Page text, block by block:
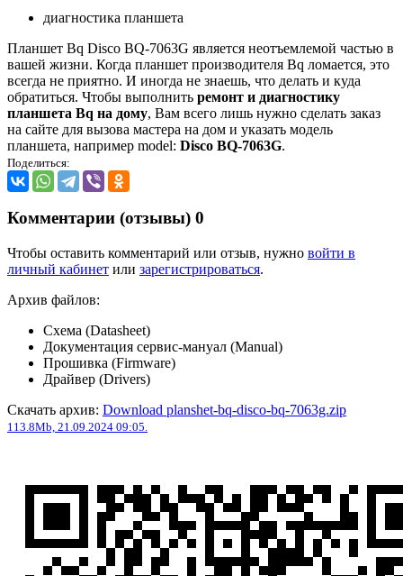
диагностика планшета
Планшет Bq Disco BQ-7063G является неотъемлемой частью в
вашей жизни. Когда планшет производителя Bq ломается, это
всегда не приятно. И иногда не знаешь, что делать и куда
обратиться. Чтобы выполнить ремонт и диагностику
планшета Bq на дому, Вам всего лишь нужно сделать заказ
на сайте для вызова мастера на дом и указать модель
планшета, например model: Disco BQ-7063G.
Поделиться:
Комментарии (отзывы) 0
Чтобы оставить комментарий или отзыв, нужно войти в
личный кабинет или зарегистрироваться.
Архив файлов:
Схема (Datasheet)
Документация сервис-мануал (Manual)
Прошивка (Firmware)
Драйвер (Drivers)
Скачать архив: Download planshet-bq-disco-bq-7063g.zip
113.8Mb, 21.09.2024 09:05.